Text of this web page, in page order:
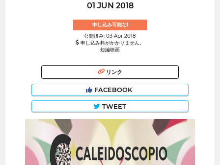
01 JUN 2018
申し込み可能な!
公開済み: 03 Apr 2018
申し込み料がかかりません。
短編映画
リンク
FACEBOOK
TWEET